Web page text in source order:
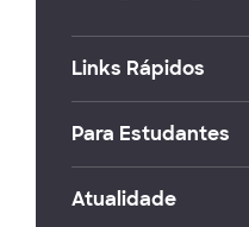
Links Rápidos
Para Estudantes
Atualidade